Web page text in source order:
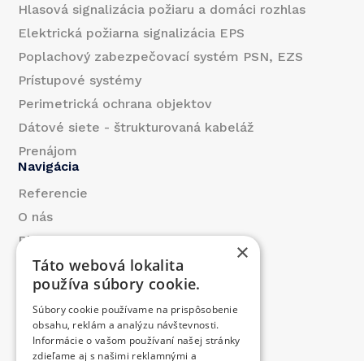
Hlasová signalizácia požiaru a domáci rozhlas
Elektrická požiarna signalizácia EPS
Poplachový zabezpečovací systém PSN, EZS
Prístupové systémy
Perimetrická ochrana objektov
Dátové siete - štrukturovaná kabeláž
Prenájom
Navigácia
Referencie
O nás
Blog
Kontakt
Produkty
Prispeli sme
Ponuka práce
Kontakt
×
Táto webová lokalita
používa súbory cookie.
Súbory cookie používame na prispôsobenie
obsahu, reklám a analýzu návštevnosti.
Informácie o vašom používaní našej stránky
zdieľame aj s našimi reklamnými a